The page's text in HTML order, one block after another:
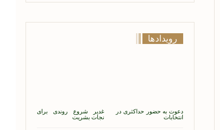
رویدادها
دعوت به حضور حداکثری در
انتخابات
غدیر شروع روندی برای
نجات بشریت